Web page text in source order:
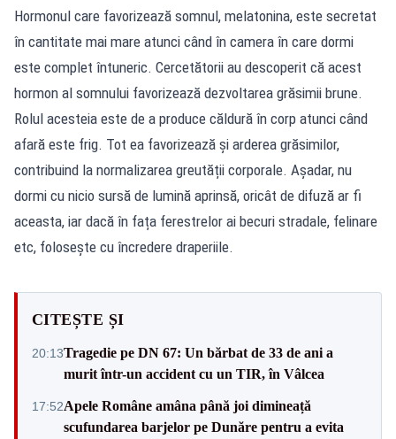
Hormonul care favorizează somnul, melatonina, este secretat
în cantitate mai mare atunci când în camera în care dormi
este complet întuneric. Cercetătorii au descoperit că acest
hormon al somnului favorizează dezvoltarea grăsimii brune.
Rolul acesteia este de a produce căldură în corp atunci când
afară este frig. Tot ea favorizează și arderea grăsimilor,
contribuind la normalizarea greutății corporale. Așadar, nu
dormi cu nicio sursă de lumină aprinsă, oricât de difuză ar fi
aceasta, iar dacă în fața ferestrelor ai becuri stradale, felinare
etc, folosește cu încredere draperiile.
CITEȘTE ȘI
20:13Tragedie pe DN 67: Un bărbat de 33 de ani a
murit într-un accident cu un TIR, în Vâlcea
17:52Apele Române amâna până joi dimineață
scufundarea barjelor pe Dunăre pentru a evita